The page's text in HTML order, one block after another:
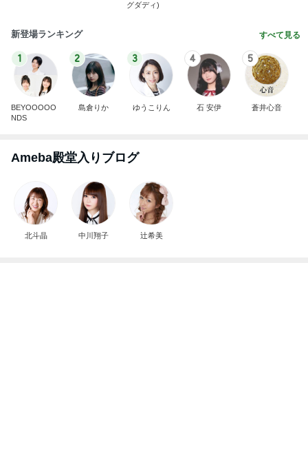
グダディ)
新登場ランキング すべて見る
1
BEYOOOOO
NDS
2
島倉りか
3
ゆうこりん
4
石 安伊
5
蒼井心音
Ameba殿堂入りブログ
北斗晶 中川翔子 辻希美